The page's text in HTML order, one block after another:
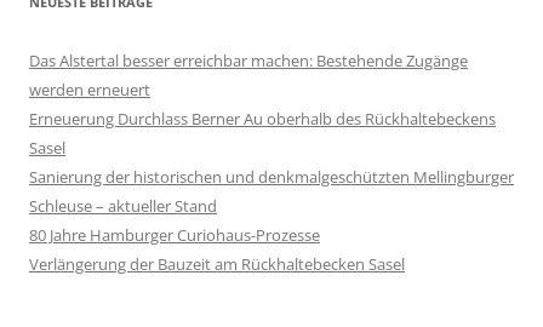
Das Alstertal besser erreichbar machen: Bestehende Zugänge
werden erneuert
Erneuerung Durchlass Berner Au oberhalb des Rückhalte­beckens
Sasel
Sanierung der historischen und denkmalgeschützten Mellingburger
Schleuse – aktueller Stand
80 Jahre Hamburger Curiohaus-Prozesse
Verlängerung der Bauzeit am Rückhaltebecken Sasel